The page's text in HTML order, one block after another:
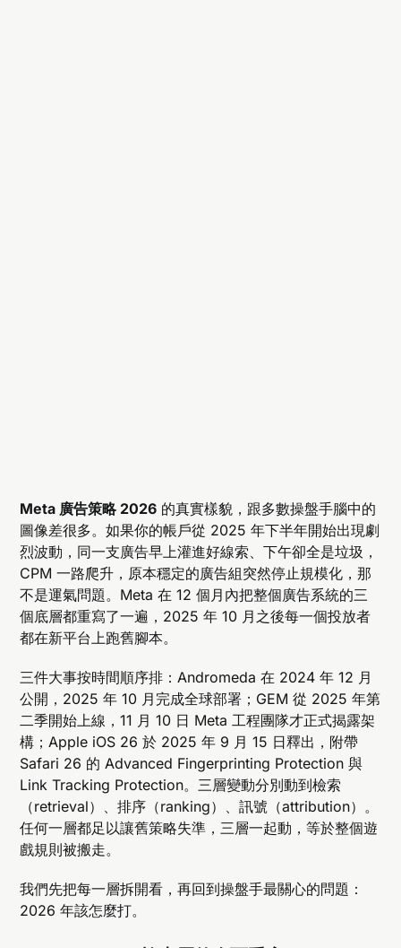
Meta 廣告策略 2026 的真實樣貌，跟多數操盤手腦中的
圖像差很多。如果你的帳戶從 2025 年下半年開始出現劇
烈波動，同一支廣告早上灌進好線索、下午卻全是垃圾，
CPM 一路爬升，原本穩定的廣告組突然停止規模化，那
不是運氣問題。Meta 在 12 個月內把整個廣告系統的三
個底層都重寫了一遍，2025 年 10 月之後每一個投放者
都在新平台上跑舊腳本。
三件大事按時間順序排：Andromeda 在 2024 年 12 月
公開，2025 年 10 月完成全球部署；GEM 從 2025 年第
二季開始上線，11 月 10 日 Meta 工程團隊才正式揭露架
構；Apple iOS 26 於 2025 年 9 月 15 日釋出，附帶
Safari 26 的 Advanced Fingerprinting Protection 與
Link Tracking Protection。三層變動分別動到檢索
（retrieval）、排序（ranking）、訊號（attribution）。
任何一層都足以讓舊策略失準，三層一起動，等於整個遊
戲規則被搬走。
我們先把每一層拆開看，再回到操盤手最關心的問題：
2026 年該怎麼打。